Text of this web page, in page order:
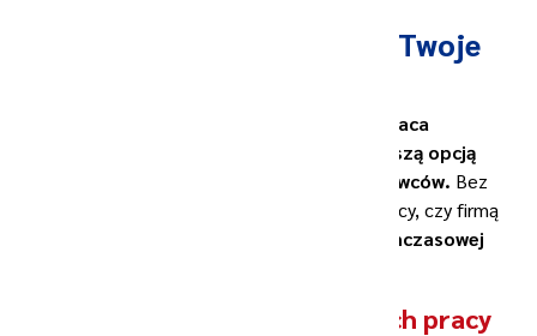
Czy praca tymczasowa to Twoje
praca
tymczasowa staje się coraz popularniejszą opcją
zarówno dla pracowników, jak i pracodawców. Bez
względu na to, czy jesteś poszukującym pracy, czy firmą
agencje pracy tymczasowej
Rozwiązanie dla poszukujących pracy